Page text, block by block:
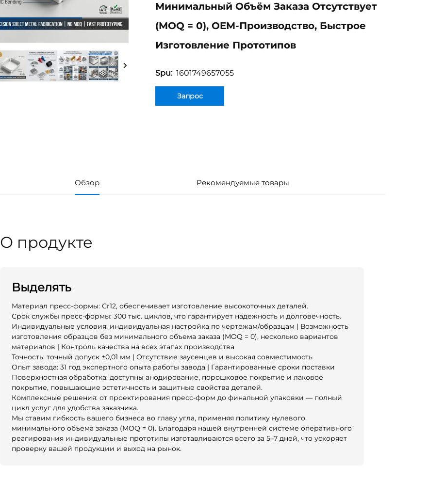
Минимальный Объём Заказа Отсутствует
(MOQ = 0), OEM-Производство, Быстрое
Изготовление Прототипов
Spu: 1601749657055
Запрос
Обзор Рекомендуемые товары
О продукте
Выделять
Материал пресс-формы: Cr12, обеспечивает изготовление высокоточных деталей.
Срок службы пресс-формы: 300 тыс. циклов, что гарантирует надёжность и долговечность.
Индивидуальные условия: индивидуальная настройка по чертежам/образцам | Возможность
изготовления образцов без минимального объема заказа (MOQ = 0), несколько вариантов
материалов | Контроль качества на всех этапах производства
Точность: точный допуск ±0,01 мм | Отсутствие заусенцев и высокая совместимость
Опыт завода: 31 год экспертного опыта работы завода | Гарантированные сроки поставки
Поверхностная обработка: доступны анодирование, порошковое покрытие и лаковое
покрытие, повышающие эстетичность и защитные свойства деталей.
Комплексные решения: от проектирования пресс-форм до финальной упаковки — полный
цикл услуг для удобства заказчика.
Мы ставим гибкость вашего бизнеса во главу угла, применяя политику нулевого
минимального объема заказа (MOQ = 0). Благодаря нашей внутренней системе оперативного
реагирования индивидуальные прототипы изготавливаются всего за 5–7 дней, что ускоряет
проверку вашей продукции и выход на рынок.